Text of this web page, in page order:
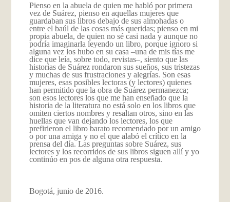
Pienso en la abuela de quien me habló por primera
vez de Suárez, pienso en aquellas mujeres que
guardaban sus libros debajo de sus almohadas o
entre el baúl de las cosas más queridas; pienso en mi
propia abuela, de quien no sé casi nada y aunque no
podría imaginarla leyendo un libro, porque ignoro si
alguna vez los hubo en su casa –una de mis tías me
dice que leía, sobre todo, revistas–, siento que las
historias de Suárez rondaron sus sueños, sus tristezas
y muchas de sus frustraciones y alegrías. Son esas
mujeres, esas posibles lectoras (y lectores) quienes
han permitido que la obra de Suárez permanezca;
son esos lectores los que me han enseñado que la
historia de la literatura no está solo en los libros que
omiten ciertos nombres y resaltan otros, sino en las
huellas que van dejando los lectores, los que
prefirieron el libro barato recomendado por un amigo
o por una amiga y no el que alabó el crítico en la
prensa del día. Las preguntas sobre Suárez, sus
lectores y los recorridos de sus libros siguen allí y yo
continúo en pos de alguna otra respuesta.
Bogotá, junio de 2016.